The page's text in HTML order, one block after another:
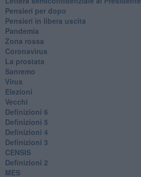
Pensieri per dopo
​Pensieri in libera uscita
Pandemia
Zona rossa
Coronavirus
La prostata
Sanremo
Virus
Elezioni
Vecchi
Definizioni 6
Definizioni 5
Definizioni 4
Definizioni 3
CENSIS
​Definizioni 2
MES